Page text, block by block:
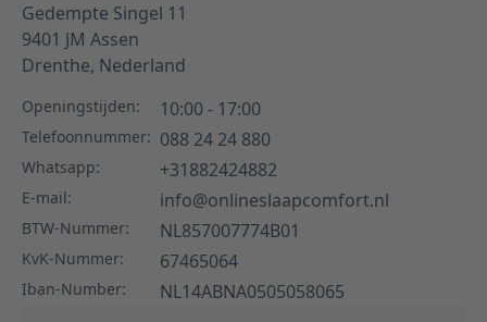
Gedempte Singel 11
9401 JM Assen
Drenthe, Nederland
Openingstijden: 10:00 - 17:00
Telefoonnummer: 088 24 24 880
Whatsapp: +31882424882
E-mail: info@onlineslaapcomfort.nl
BTW-Nummer: NL857007774B01
KvK-Nummer: 67465064
Iban-Number:
NL14ABNA0505058065